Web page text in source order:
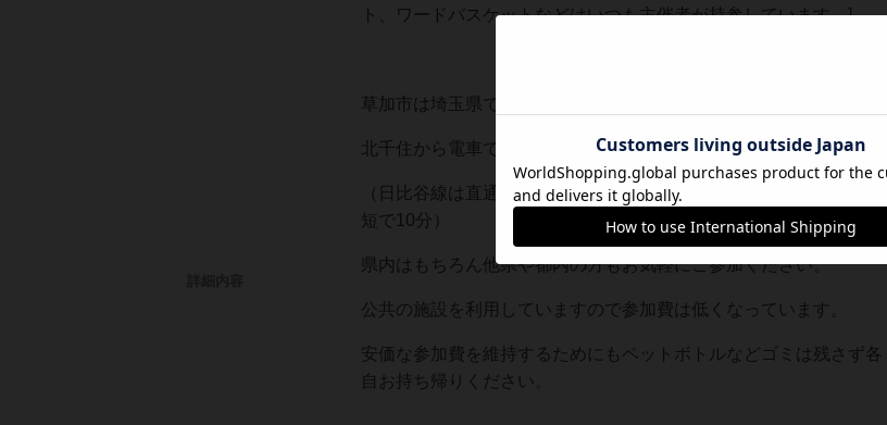
ト、ワードバスケットなどはいつも主催者が持参しています。]
草加市は埼玉県ですが東京都との県境のまちです。
北千住から電車で15分くらいしかかかりません。
（日比谷線は直通で乗換不要、半蔵門線や急行は草加駅で停車、最
短で10分）
県内はもちろん他県や都内の方もお気軽にご参加ください。
公共の施設を利用していますので参加費は低くなっています。
安価な参加費を維持するためにもペットボトルなどゴミは残さず各
自お持ち帰りください。